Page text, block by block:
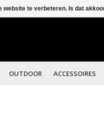
OUTDOOR ACCESSOIRES
website te verbeteren. Is dat